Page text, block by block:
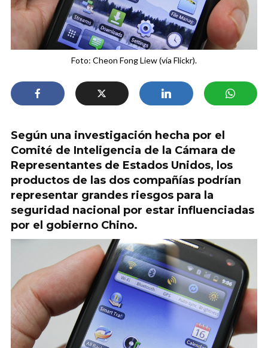
Foto: Cheon Fong Liew (vía Flickr).
Según una investigación hecha por el
Comité de Inteligencia de la Cámara de
Representantes de Estados Unidos, los
productos de las dos compañías podrían
representar grandes riesgos para la
seguridad nacional por estar influenciadas
por el gobierno Chino.